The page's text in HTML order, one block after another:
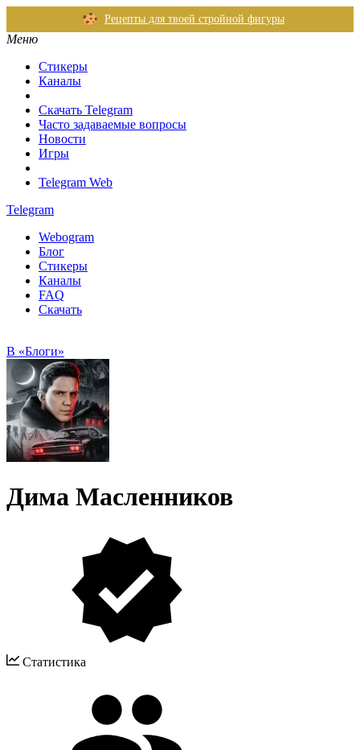
Рецепты для твоей стройной фигуры
Меню
Стикеры
Каналы
Скачать Telegram
Часто задаваемые вопросы
Новости
Игры
Telegram Web
Telegram
Webogram
Блог
Стикеры
Каналы
FAQ
Скачать
В «Блоги»
Дима Масленников
Статистика